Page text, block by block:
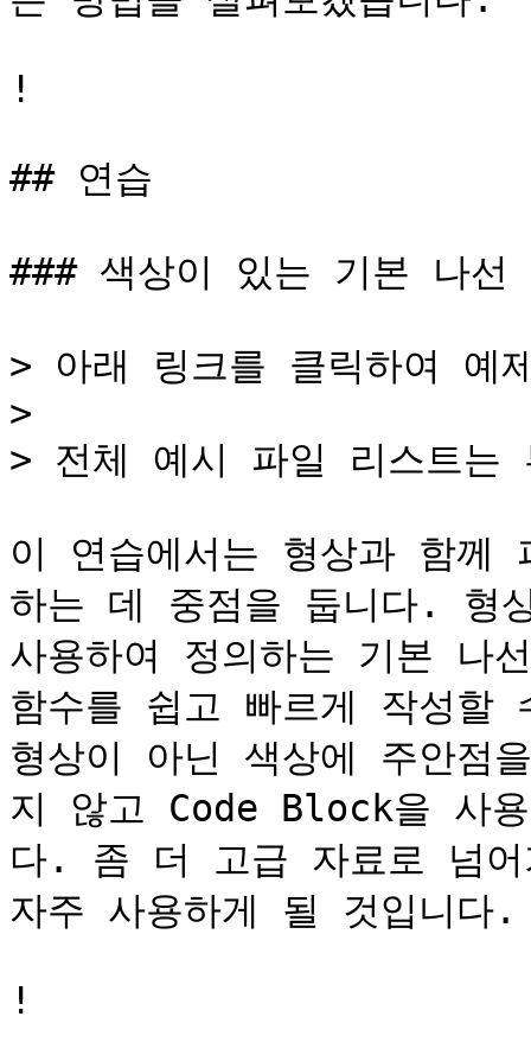
!
## 연습
### 색상이 있는 기본 나선
> 아래 링크를 클릭하여 예
>
> 전체 예시 파일 리스트는
이 연습에서는 형상과 함께
하는 데 중점을 둡니다. 형
사용하여 정의하는 기본 나
함수를 쉽고 빠르게 작성할
형상이 아닌 색상에 주안점
지 않고 Code Block을 사용
다. 좀 더 고급 자료로 넘
자주 사용하게 될 것입니다.
!